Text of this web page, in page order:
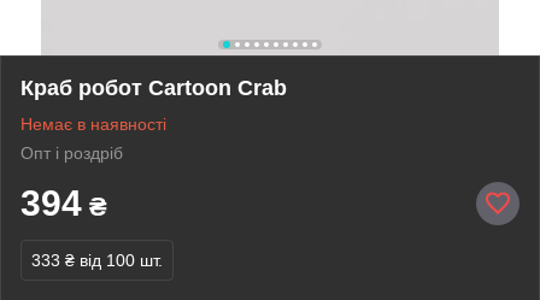
Краб робот Cartoon Crab
Немає в наявності
Опт і роздріб
394 ₴
333 ₴ від 100 шт.